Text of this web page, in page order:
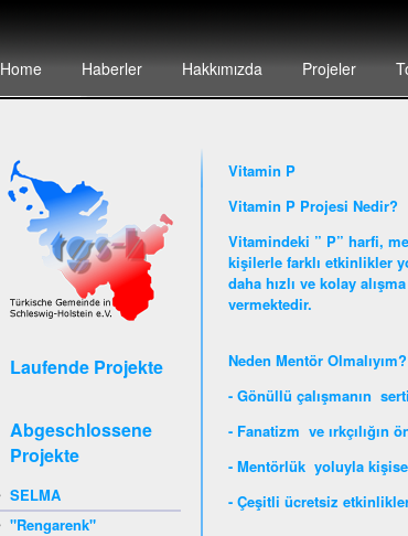
Home Haberler Hakkımızda Projeler
Laufende Projekte
Abgeschlossene
Projekte
SELMA
"Rengarenk"
Vitamin P
Vitamin P Projesi Nedir?
Vitamindeki ” P” harfi,
kişilerle farklı etkinlikler
daha hızlı ve kolay
vermektedir.
Neden Mentör Olmalıyım?
- Gönüllü çalışmanın
- Fanatizm ve ırkçılığın
- Mentörlük yoluyla
- Çeşitli ücretsiz